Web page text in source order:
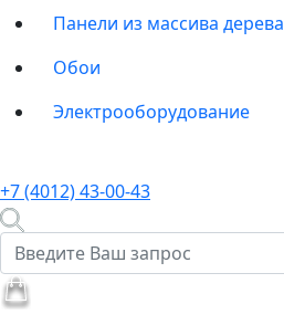
Панели из массива дерева
Обои
Электрооборудование
+7 (4012) 43-00-43